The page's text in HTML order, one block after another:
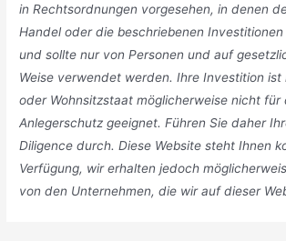
in Rechtsordnungen vorgesehen, in denen
Handel oder die beschriebenen
und sollte nur von Personen und auf
Weise verwendet werden. Ihre Investition ist
oder Wohnsitzstaat möglicherweise nicht für
Anlegerschutz geeignet. Führen Sie daher
Diligence durch. Diese Website steht Ihnen
Verfügung, wir erhalten jedoch
von den Unternehmen, die wir auf dieser